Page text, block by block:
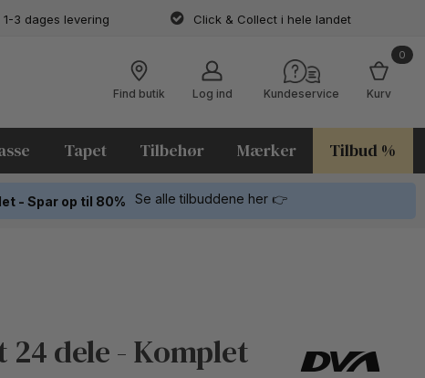
1-3 dages levering Click & Collect i hele landet
Find butik Log ind Kundeservice
0
Kurv
Tapet Tilbehør Mærker Tilbud %
- Spar op til 80% Se alle tilbuddene her 👉
dele - Komplet